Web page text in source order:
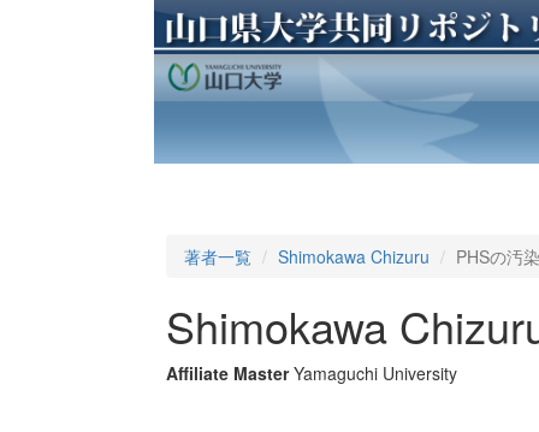
著者一覧 Shimokawa Chizuru PHSの汚
Shimokawa
Affiliate Master Yamaguchi University